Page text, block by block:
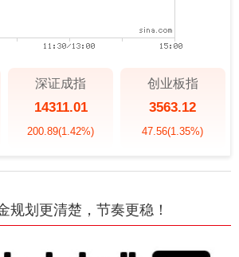
深证成指
14311.01
200.89(1.42%)
创业板指
3563.12
47.56(1.35%)
划更清楚，节奏更稳！